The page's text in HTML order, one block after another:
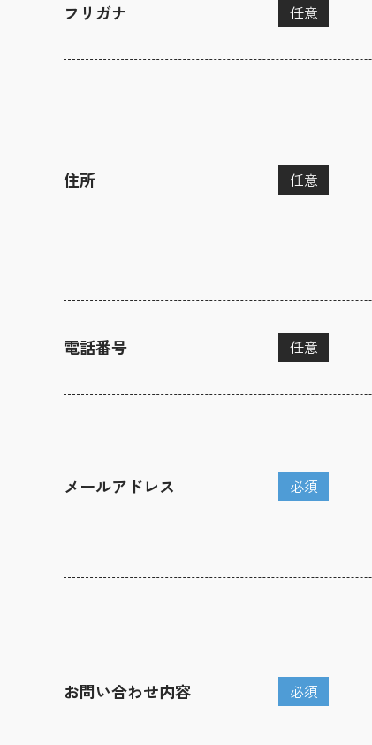
フリガナ 任意
住所 任意
電話番号 任意
メールアドレス 必須
お問い合わせ内容 必須